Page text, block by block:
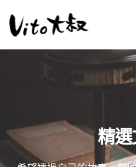
至
要
精